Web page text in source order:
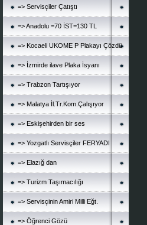
=> Servisçiler Çatıştı
=> Anadolu =70 İST=130 TL
=> Kocaeli UKOME P Plakayı Çözdü
=> İzmirde ilave Plaka İsyanı
=> Trabzon Tartışıyor
=> Malatya İl.Tr.Kom.Çalışıyor
=> Eskişehirden bir ses
=> Yozgatlı Servisçiler FERYADI
=> Elazığ dan
=> Turizm Taşımacılığı
=> Servisçinin Amiri Milli Eğt.
=> Öğrenci Gözü